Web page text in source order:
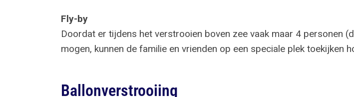
Fly-by
Doordat er tijdens het verstrooien boven zee vaak maar 4 personen
mogen, kunnen de familie en vrienden op een speciale plek
Ballonverstrooiing